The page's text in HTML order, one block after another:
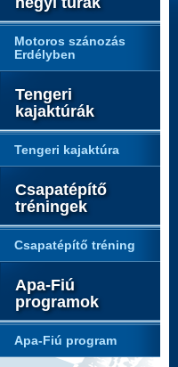
Motoros szánozás
Erdélyben
Tengeri
kajaktúrák
Tengeri kajaktúra
Csapatépítő
tréningek
Csapatépítő tréning
Apa-Fiú
programok
Apa-Fiú program